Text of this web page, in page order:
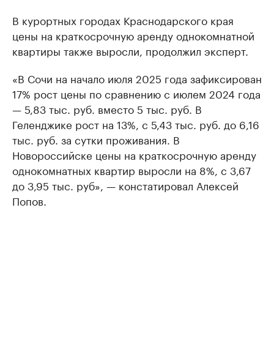
В курортных городах Краснодарского края
цены на краткосрочную аренду однокомнатной
квартиры также выросли, продолжил эксперт.
«В Сочи на начало июля 2025 года зафиксирован
17% рост цены по сравнению с июлем 2024 года
— 5,83 тыс. руб. вместо 5 тыс. руб. В
Геленджике рост на 13%, с 5,43 тыс. руб. до 6,16
тыс. руб. за сутки проживания. В
Новороссийске цены на краткосрочную аренду
однокомнатных квартир выросли на 8%, с 3,67
до 3,95 тыс. руб», — констатировал Алексей
Попов.